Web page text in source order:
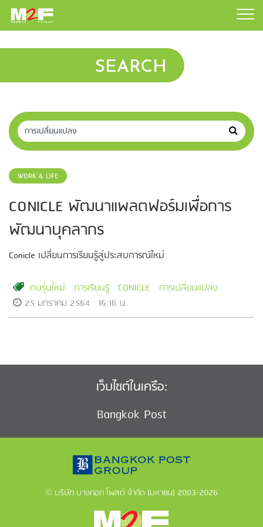
SEARCH
WORK & LIFE
CONICLE พัฒนาแพลตฟอร์มเพื่อการ
พัฒนาบุคลากร
Conicle เปลี่ยนการเรียนรู้สู่ประสบการณ์ใหม่
คนรุ่นใหม่ การเรียนรู้ CONICLE การเปลี่ยนแปลง
25 มกราคม 2564 : 16:16 น.
เว็บไซต์ในเครือ:
Bangkok Post
© บริษัท บางกอก โพสต์ จำกัด (มหาชน) 2003-2026